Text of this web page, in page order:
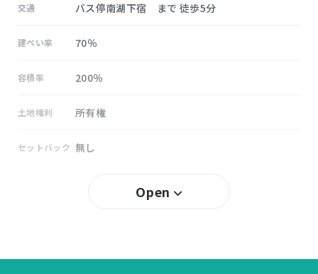
交通 バス停南湖下宿 まで 徒歩5分
建ぺい率 70％
容積率 200％
土地権利 所有権
セットバック 無し
Open